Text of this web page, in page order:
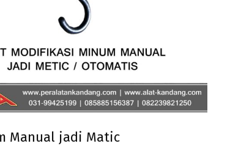
Manual jadi Matic